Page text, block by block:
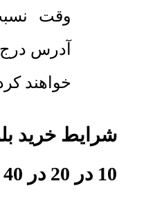
وقت
آدرس
خواهند
شرایط خرید